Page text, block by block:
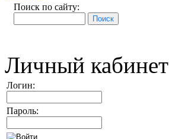
Поиск по сайту:
Личный кабинет
Логин:
Пароль: